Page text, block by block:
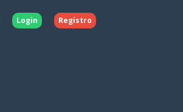
Login Registro